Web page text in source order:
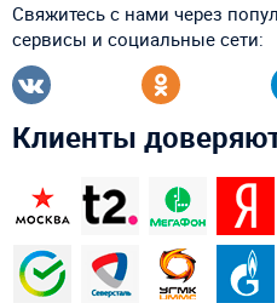
Свяжитесь с нами через
сервисы и социальные сети:
Клиенты